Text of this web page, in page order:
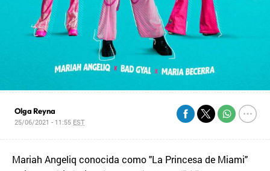
Olga Reyna
25/06/2021 - 11:55 EST
Mariah Angeliq conocida como "La Princesa de Miami"